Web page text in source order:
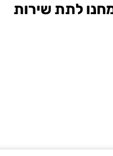
לתת שירות